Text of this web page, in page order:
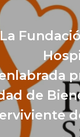
La
de